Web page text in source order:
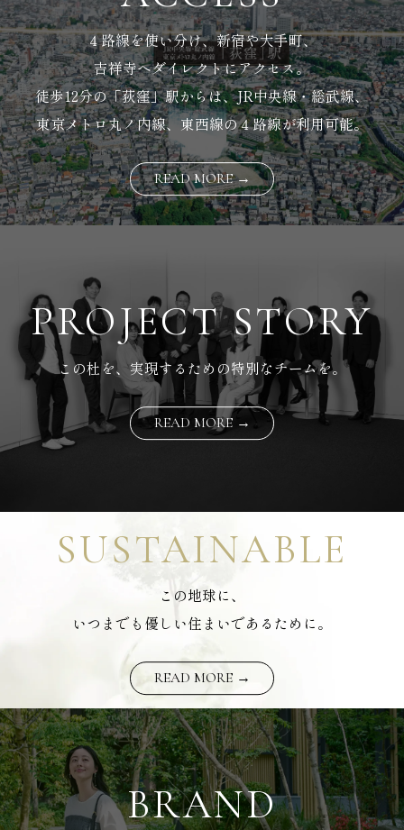
４路線を使い分け、新宿や大手町、
吉祥寺へダイレクトにアクセス。
徒歩12分の「荻窪」駅からは、JR中央線・総武線、
東京メトロ丸ノ内線、東西線の４路線が利用可能。
READ MORE →
PROJECT STORY
この杜を、実現するための特別なチームを。
READ MORE →
SUSTAINABLE
この地球に、
いつまでも優しい住まいであるために。
READ MORE →
BRAND